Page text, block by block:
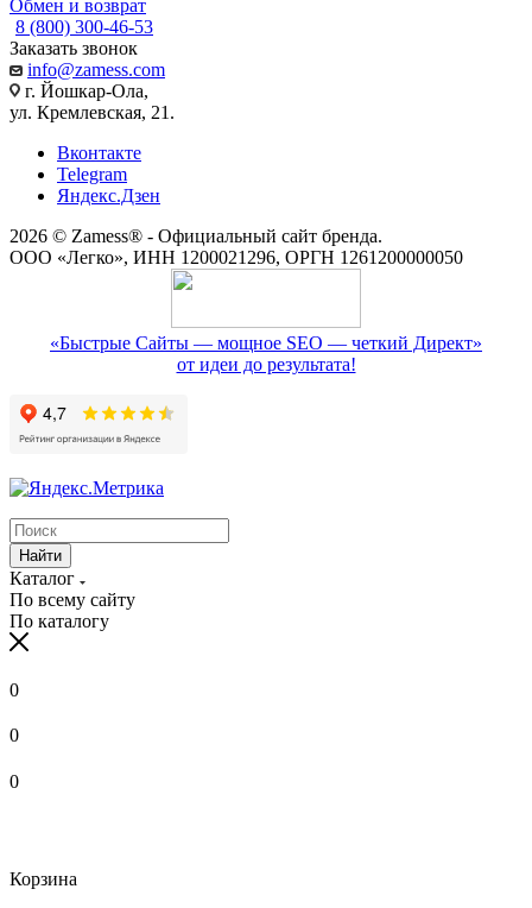
Обмен и возврат
8 (800) 300-46-53
Заказать звонок
info@zamess.com
г. Йошкар-Ола,
ул. Кремлевская, 21.
Вконтакте
Telegram
Яндекс.Дзен
2026 © Zamess® - Официальный сайт бренда.
ООО «Легко», ИНН 1200021296, ОРГН 1261200000050
«Быстрые Сайты — мощное SEO — четкий Директ»
от идеи до результата!
Найти
Каталог
По всему сайту
По каталогу
0
0
0
Корзина